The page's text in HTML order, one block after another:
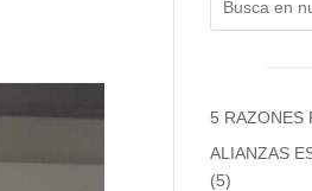
5 RAZONES
ALIANZAS
(5)